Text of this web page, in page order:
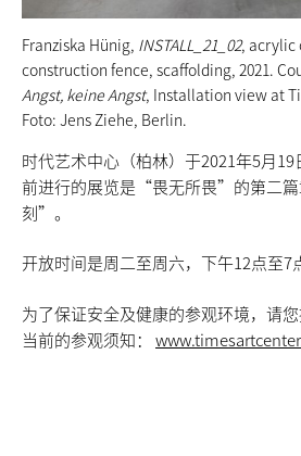
Franziska Hünig, INSTALL_21_02, acrylic
construction fence, scaffolding, 2021.
Angst, keine Angst, Installation view at
Foto: Jens Ziehe, Berlin.
时代艺术中心（柏林）于2021年5月
前进行的展览是“畏无所畏”的第二
刻”。
开放时间是周二至周六，下午12点至7
为了保证安全及健康的参观环境，请
当前的参观须知：